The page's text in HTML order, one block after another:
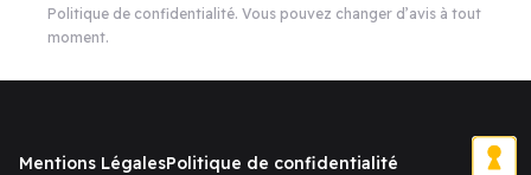
Politique de confidentialité. Vous pouvez changer d’avis à tout
moment.
Mentions LégalesPolitique de confidentialité